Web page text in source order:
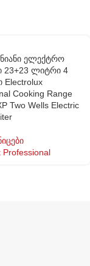
ელექტრო
23+23 ლიტრი 4
Cooking Range
Two Wells Electric
Professional